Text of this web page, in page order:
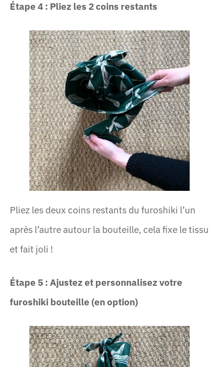
Étape 4 : Pliez les 2 coins restants
Pliez les deux coins restants du furoshiki l’un
après l’autre autour la bouteille, cela fixe le tissu
et fait joli !
Étape 5 : Ajustez et personnalisez votre
furoshiki bouteille (en option)